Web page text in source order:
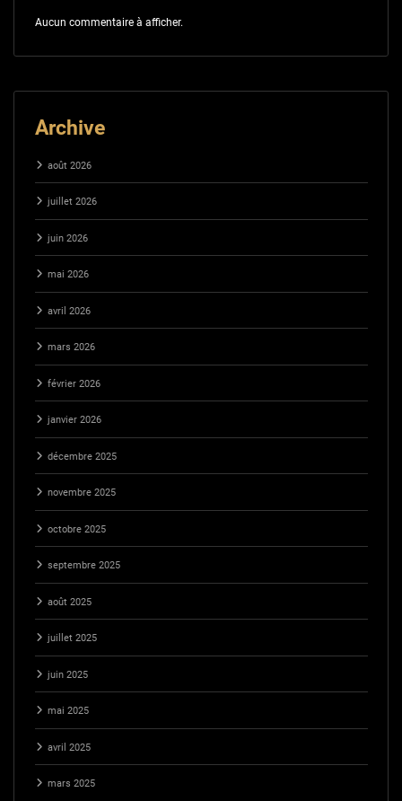
Aucun commentaire à afficher.
Archive
août 2026
juillet 2026
juin 2026
mai 2026
avril 2026
mars 2026
février 2026
janvier 2026
décembre 2025
novembre 2025
octobre 2025
septembre 2025
août 2025
juillet 2025
juin 2025
mai 2025
avril 2025
mars 2025